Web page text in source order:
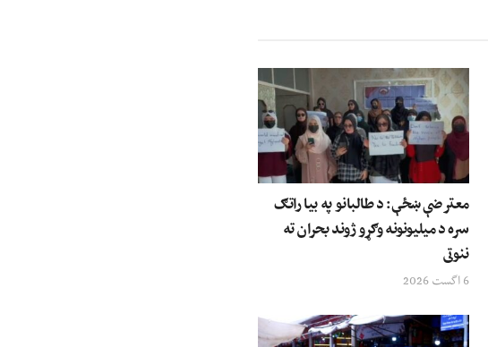
معترضې ښځې: د طالبانو په بیا راتګ
سره د میلیونونه وګړو ژوند بحران ته
ننوتی
6 اگست 2026